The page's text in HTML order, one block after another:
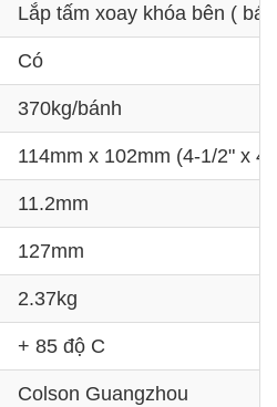
Lắp tấm xoay khóa bên (
Có
370kg/bánh
114mm x 102mm (4-1/2" x
11.2mm
127mm
2.37kg
+ 85 độ C
Colson Guangzhou